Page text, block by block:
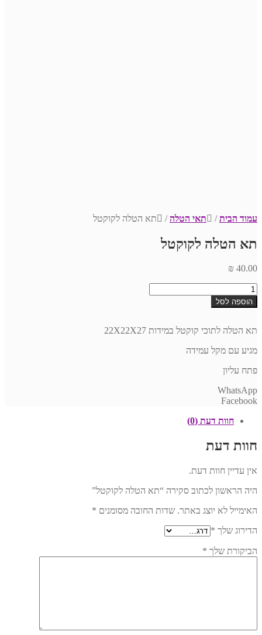
עמוד הבית/ תאי הטלה/ תא הטלה לקוקטל
תא הטלה לקוקטל
₪ 40.00
כמות
של
תא
לקוקטל
הוספה לסל
תא הטלה לתוכי קוקטל במידות 22X22X27
מגיע עם מקל עמידה
פתח עליון
WhatsApp
Facebook
חוות דעת (0)
חוות דעת
אין עדיין חוות דעת.
היה הראשון לכתוב סקירה “תא הטלה לקוקטל”
האימייל לא יוצג באתר. שדות החובה מסומנים *
הדירוג שלך *
הביקורת שלך *